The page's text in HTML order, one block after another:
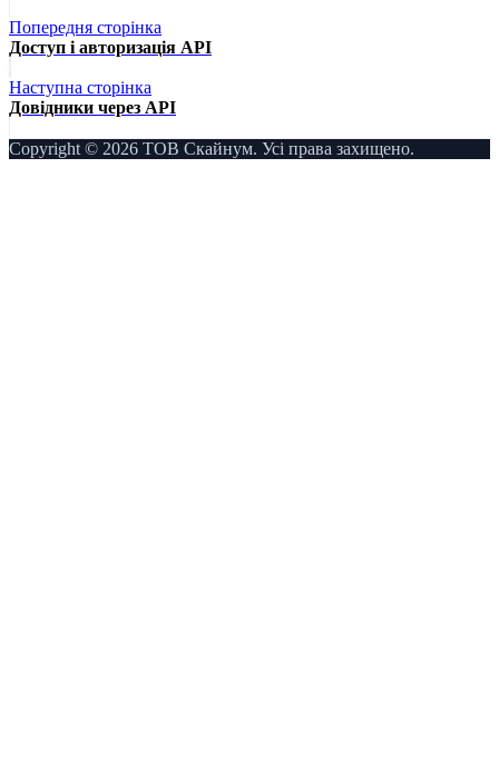
Попередня сторінка
Доступ і авторизація API
Наступна сторінка
Довідники через API
Copyright © 2026 ТОВ Скайнум. Усі права захищено.